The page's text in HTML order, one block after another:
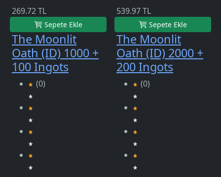
269.72 TL
Sepete Ekle
539.97 TL
Sepete Ekle
The Moonlit
Oath (ID) 1000 +
100 Ingots
(0)
The Moonlit
Oath (ID) 2000 +
200 Ingots
(0)